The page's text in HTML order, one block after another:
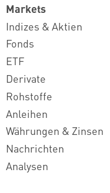
Markets
Indizes & Aktien
Fonds
ETF
Derivate
Rohstoffe
Anleihen
Währungen & Zinsen
Nachrichten
Analysen